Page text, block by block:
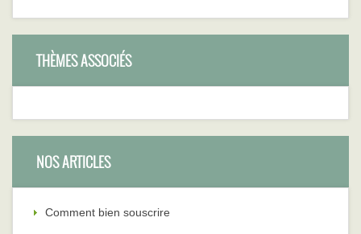
THÈMES ASSOCIÉS
NOS ARTICLES
Comment bien souscrire